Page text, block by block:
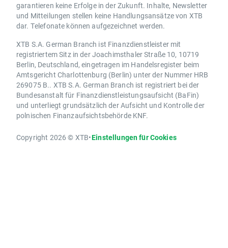
garantieren keine Erfolge in der Zukunft. Inhalte, Newsletter
und Mitteilungen stellen keine Handlungsansätze von XTB
dar. Telefonate können aufgezeichnet werden.
XTB S.A. German Branch ist Finanzdienstleister mit
registriertem Sitz in der Joachimsthaler Straße 10, 10719
Berlin, Deutschland, eingetragen im Handelsregister beim
Amtsgericht Charlottenburg (Berlin) unter der Nummer HRB
269075 B.. XTB S.A. German Branch ist registriert bei der
Bundesanstalt für Finanzdienstleistungsaufsicht (BaFin)
und unterliegt grundsätzlich der Aufsicht und Kontrolle der
polnischen Finanzaufsichtsbehörde KNF.
Copyright 2026 © XTB•Einstellungen für Cookies